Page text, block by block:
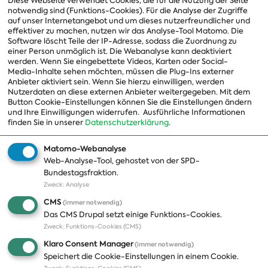
Vorstand
Arbeitsgruppen
Ausschussvorsitzende
Beauftragte
Landesgruppen
Organisation
Themen
Positionen
Publikationen
Presse
Fotos
Pressekontakt
notwendig sind (Funktions-Cookies). Für die Analyse der Zugriffe
auf unser Internetangebot und um dieses nutzerfreundlicher und
effektiver zu machen, nutzen wir das Analyse-Tool Matomo. Die
Software löscht Teile der IP-Adresse, sodass die Zuordnung zu
einer Person unmöglich ist. Die Webanalyse kann deaktiviert
werden. Wenn Sie eingebettete Videos, Karten oder Social-
Media-Inhalte sehen möchten, müssen die Plug-Ins externer
Anbieter aktiviert sein. Wenn Sie hierzu einwilligen, werden
Nutzerdaten an diese externen Anbieter weitergegeben. Mit dem
Button Cookie-Einstellungen können Sie die Einstellungen ändern
und Ihre Einwilligungen widerrufen. Ausführliche Informationen
finden Sie in unserer Datenschutzerklärung.
Matomo-Webanalyse
Web-Analyse-Tool, gehostet von der SPD-
Bundestagsfraktion.
Zweck: Analyse
CMS (immer notwendig)
Das CMS Drupal setzt einige Funktions-Cookies.
Zweck: Funktions-Cookies (CMS)
Klaro Consent Manager(immer notwendig)
Speichert die Cookie-Einstellungen in einem Cookie.